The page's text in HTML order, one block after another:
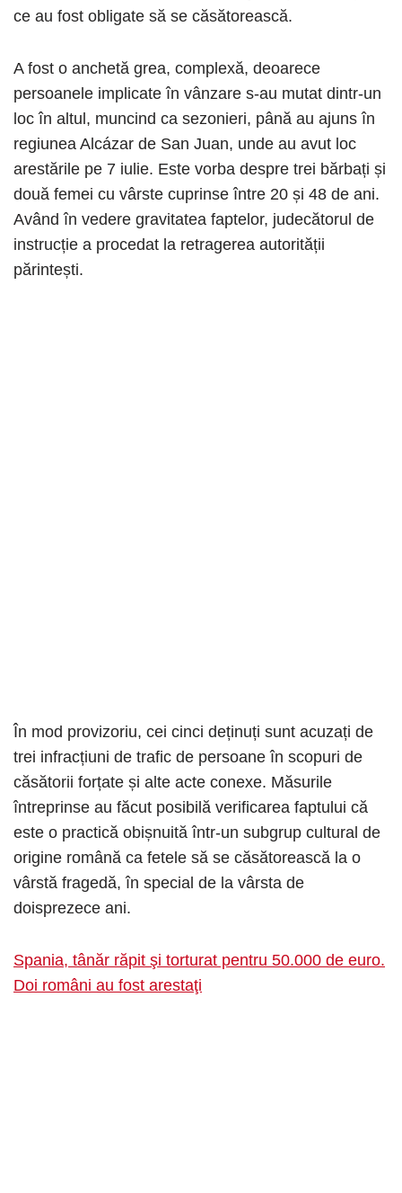
ce au fost obligate să se căsătorească.
A fost o anchetă grea, complexă, deoarece
persoanele implicate în vânzare s-au mutat dintr-un
loc în altul, muncind ca sezonieri, până au ajuns în
regiunea Alcázar de San Juan, unde au avut loc
arestările pe 7 iulie. Este vorba despre trei bărbați și
două femei cu vârste cuprinse între 20 și 48 de ani.
Având în vedere gravitatea faptelor, judecătorul de
instrucție a procedat la retragerea autorității
părintești.
În mod provizoriu, cei cinci deținuți sunt acuzați de
trei infracțiuni de trafic de persoane în scopuri de
căsătorii forțate și alte acte conexe. Măsurile
întreprinse au făcut posibilă verificarea faptului că
este o practică obișnuită într-un subgrup cultural de
origine română ca fetele să se căsătorească la o
vârstă fragedă, în special de la vârsta de
doisprezece ani.
Spania, tânăr răpit şi torturat pentru 50.000 de euro.
Doi români au fost arestaţi